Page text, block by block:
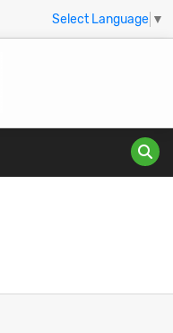
Select Language ▼